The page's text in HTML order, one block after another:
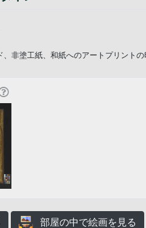
非塗工紙、和紙へのアートプリント
部屋の中で絵画を見る